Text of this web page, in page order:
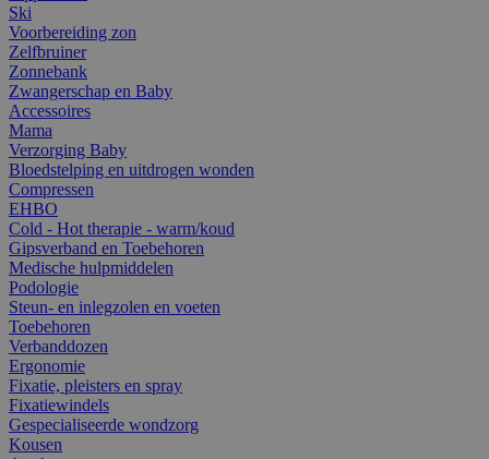
Ski
Voorbereiding zon
Zelfbruiner
Zonnebank
Zwangerschap en Baby
Accessoires
Mama
Verzorging Baby
Bloedstelping en uitdrogen wonden
Compressen
EHBO
Cold - Hot therapie - warm/koud
Gipsverband en Toebehoren
Medische hulpmiddelen
Podologie
Steun- en inlegzolen en voeten
Toebehoren
Verbanddozen
Ergonomie
Fixatie, pleisters en spray
Fixatiewindels
Gespecialiseerde wondzorg
Kousen